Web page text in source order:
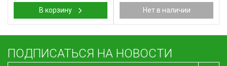
В корзину Нет в наличии
ПОДПИСАТЬСЯ НА НОВОСТИ